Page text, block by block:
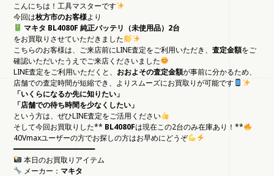
こんにちは！工具マスターです
今回は枚方市のお客様より
マキタ BL4080F 純正バッテリ（未使用品）2台
をお買取りさせていただきました
こちらのお客様は、ご来店前にLINE査定をご利用いただき、査定金額をご
確認いただいたうえでご来店くださいました
LINE査定をご利用いただくと、 おおよその査定金額が事前に分かるため、
店舗での査定時間が短縮でき、よりスムーズにお買取りが可能です
「いくらになるか先に知りたい」
「店舗での待ち時間を少なくしたい」
という方は、ぜひLINE査定をご活用ください
そして今回お買取りした** BL4080Fは現在この2台のみ在庫あり！**
40Vmaxユーザーの方でお探しの方はお早めにどうぞ
━━━━━━━━━━━━━━━━━━━
本日のお買取りアイテム
メーカー： マキタ